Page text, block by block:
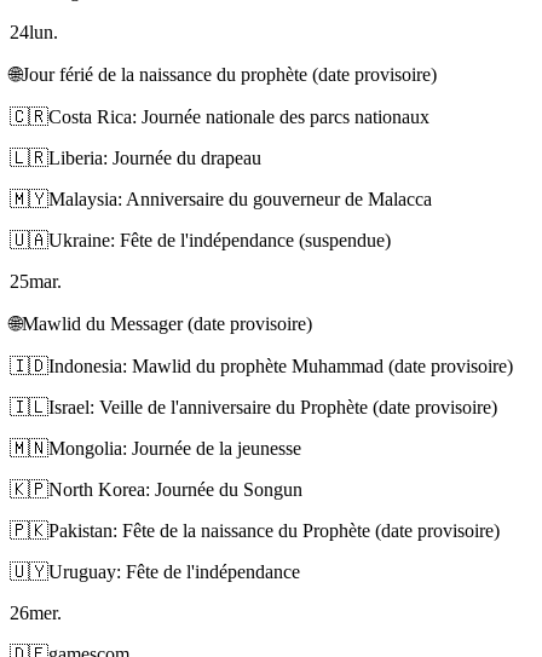
24lun.
🌐Jour férié de la naissance du prophète (date provisoire)
🇨🇷Costa Rica: Journée nationale des parcs nationaux
🇱🇷Liberia: Journée du drapeau
🇲🇾Malaysia: Anniversaire du gouverneur de Malacca
🇺🇦Ukraine: Fête de l'indépendance (suspendue)
25mar.
🌐Mawlid du Messager (date provisoire)
🇮🇩Indonesia: Mawlid du prophète Muhammad (date provisoire)
🇮🇱Israel: Veille de l'anniversaire du Prophète (date provisoire)
🇲🇳Mongolia: Journée de la jeunesse
🇰🇵North Korea: Journée du Songun
🇵🇰Pakistan: Fête de la naissance du Prophète (date provisoire)
🇺🇾Uruguay: Fête de l'indépendance
26mer.